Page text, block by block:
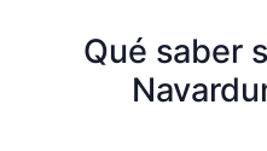
Qué saber